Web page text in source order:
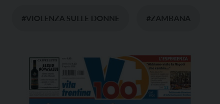
#VIOLENZA SULLE DONNE #ZAMBANA